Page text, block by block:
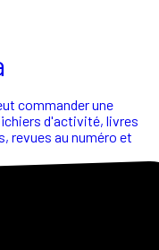
commander une
d'activité, livres
revues au numéro et